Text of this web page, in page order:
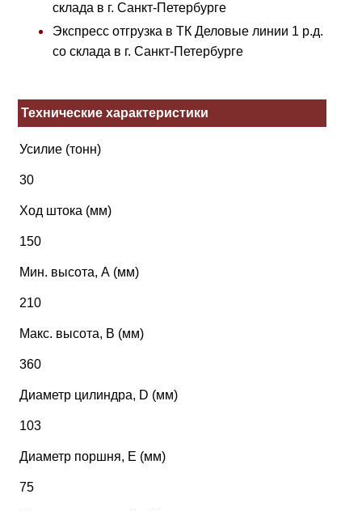
склада в г. Санкт-Петербурге
Экспресс отгрузка в ТК Деловые линии 1 р.д.
со склада в г. Санкт-Петербурге
Технические характеристики
Усилие (тонн)
30
Ход штока (мм)
150
Мин. высота, А (мм)
210
Макс. высота, В (мм)
360
Диаметр цилиндра, D (мм)
103
Диаметр поршня, Е (мм)
75